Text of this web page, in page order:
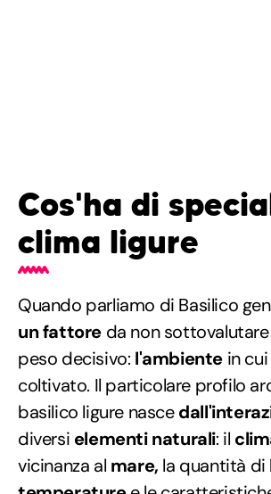
Cos'ha di
clima ligure
Quando parliamo di Basilico
un fattore da non
peso decisivo: l'ambiente in
coltivato. Il particolare profilo
basilico ligure nasce
diversi elementi naturali: il
vicinanza al mare, la quantità di